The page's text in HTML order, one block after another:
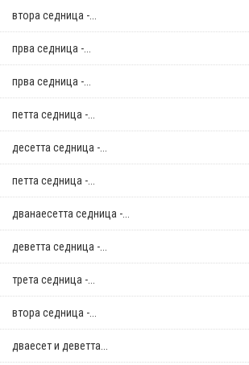
втора седница -...
прва седница -...
прва седница -...
петта седница -...
десетта седница -...
петта седница -...
дванаесетта седница -...
деветта седница -...
трета седница -...
втора седница -...
дваесет и деветта...